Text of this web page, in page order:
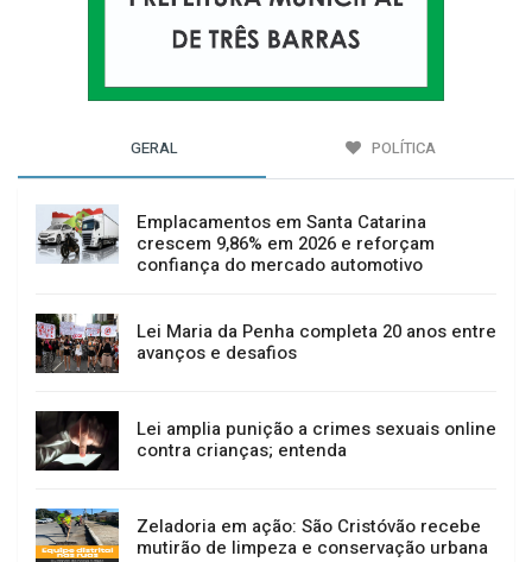
GERAL POLÍTICA
Emplacamentos em Santa Catarina
crescem 9,86% em 2026 e reforçam
confiança do mercado automotivo
Lei Maria da Penha completa 20 anos entre
avanços e desafios
Lei amplia punição a crimes sexuais online
contra crianças; entenda
Zeladoria em ação: São Cristóvão recebe
mutirão de limpeza e conservação urbana